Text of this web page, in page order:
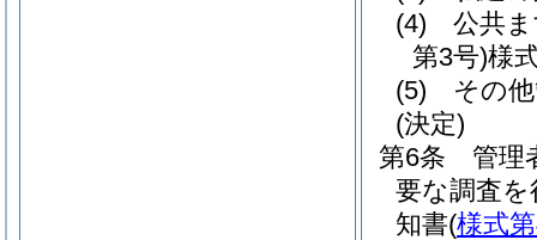
(4)
公共
第3号)様
(5)
その
(決定)
第6条
管理
要な調査を
知書(様式